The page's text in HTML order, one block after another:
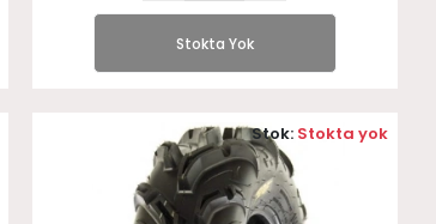
Stokta Yok
Stok: Stokta yok